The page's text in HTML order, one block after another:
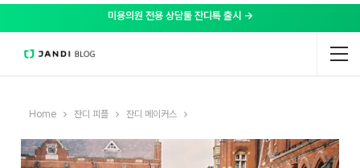
미용의원 전용 상담툴 잔디톡 출시 →
Home 잔디 피플 잔디 메이커스